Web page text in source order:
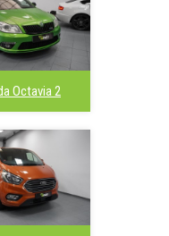
Octavia 2